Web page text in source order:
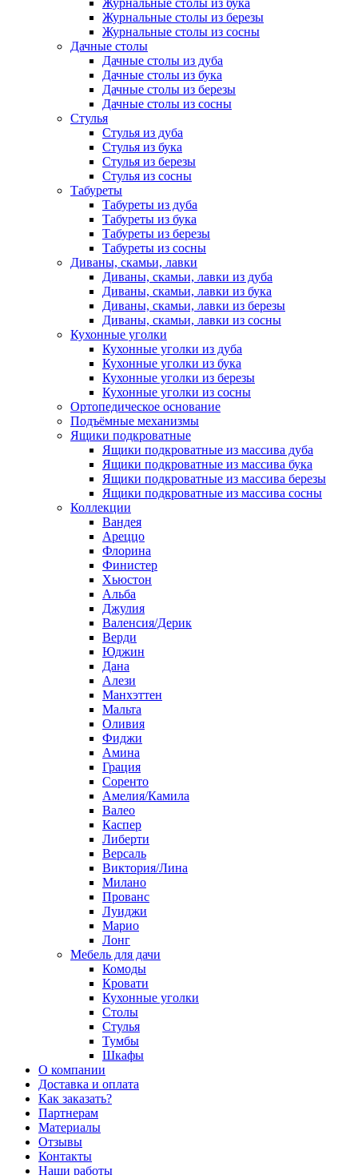
Журнальные столы из бука
Журнальные столы из березы
Журнальные столы из сосны
Дачные столы
Дачные столы из дуба
Дачные столы из бука
Дачные столы из березы
Дачные столы из сосны
Стулья
Стулья из дуба
Стулья из бука
Стулья из березы
Стулья из сосны
Табуреты
Табуреты из дуба
Табуреты из бука
Табуреты из березы
Табуреты из сосны
Диваны, скамьи, лавки
Диваны, скамьи, лавки из дуба
Диваны, скамьи, лавки из бука
Диваны, скамьи, лавки из березы
Диваны, скамьи, лавки из сосны
Кухонные уголки
Кухонные уголки из дуба
Кухонные уголки из бука
Кухонные уголки из березы
Кухонные уголки из сосны
Ортопедическое основание
Подъёмные механизмы
Ящики подкроватные
Ящики подкроватные из массива дуба
Ящики подкроватные из массива бука
Ящики подкроватные из массива березы
Ящики подкроватные из массива сосны
Коллекции
Вандея
Ареццо
Флорина
Финистер
Хьюстон
Альба
Джулия
Валенсия/Дерик
Верди
Юджин
Дана
Алези
Манхэттен
Мальта
Оливия
Фиджи
Амина
Грация
Соренто
Амелия/Камила
Валео
Каспер
Либерти
Версаль
Виктория/Лина
Милано
Прованс
Луиджи
Марио
Лонг
Мебель для дачи
Комоды
Кровати
Кухонные уголки
Столы
Стулья
Тумбы
Шкафы
О компании
Доставка и оплата
Как заказать?
Партнерам
Материалы
Отзывы
Контакты
Наши работы